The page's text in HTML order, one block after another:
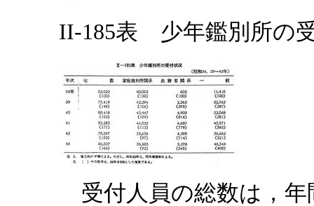
II-185表 少年鑑別所の
受付人員の総数は，年